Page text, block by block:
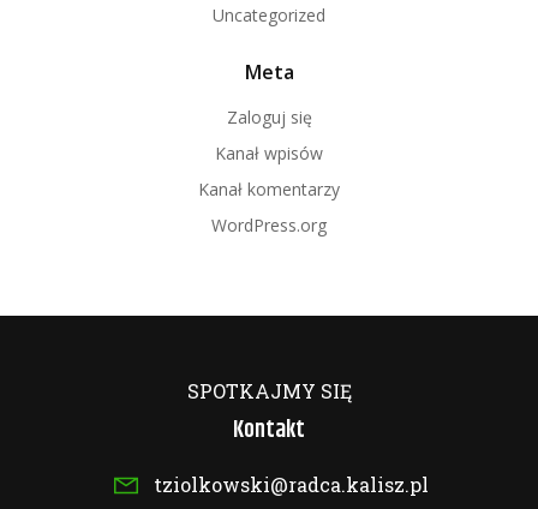
Uncategorized
Meta
Zaloguj się
Kanał wpisów
Kanał komentarzy
WordPress.org
SPOTKAJMY SIĘ
Kontakt
tziolkowski@radca.kalisz.pl